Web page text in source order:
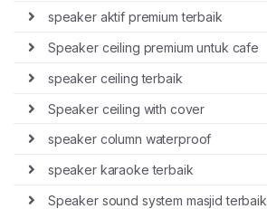
speaker aktif premium terbaik
Speaker ceiling premium untuk cafe
speaker ceiling terbaik
Speaker ceiling with cover
speaker column waterproof
speaker karaoke terbaik
Speaker sound system masjid terbaik